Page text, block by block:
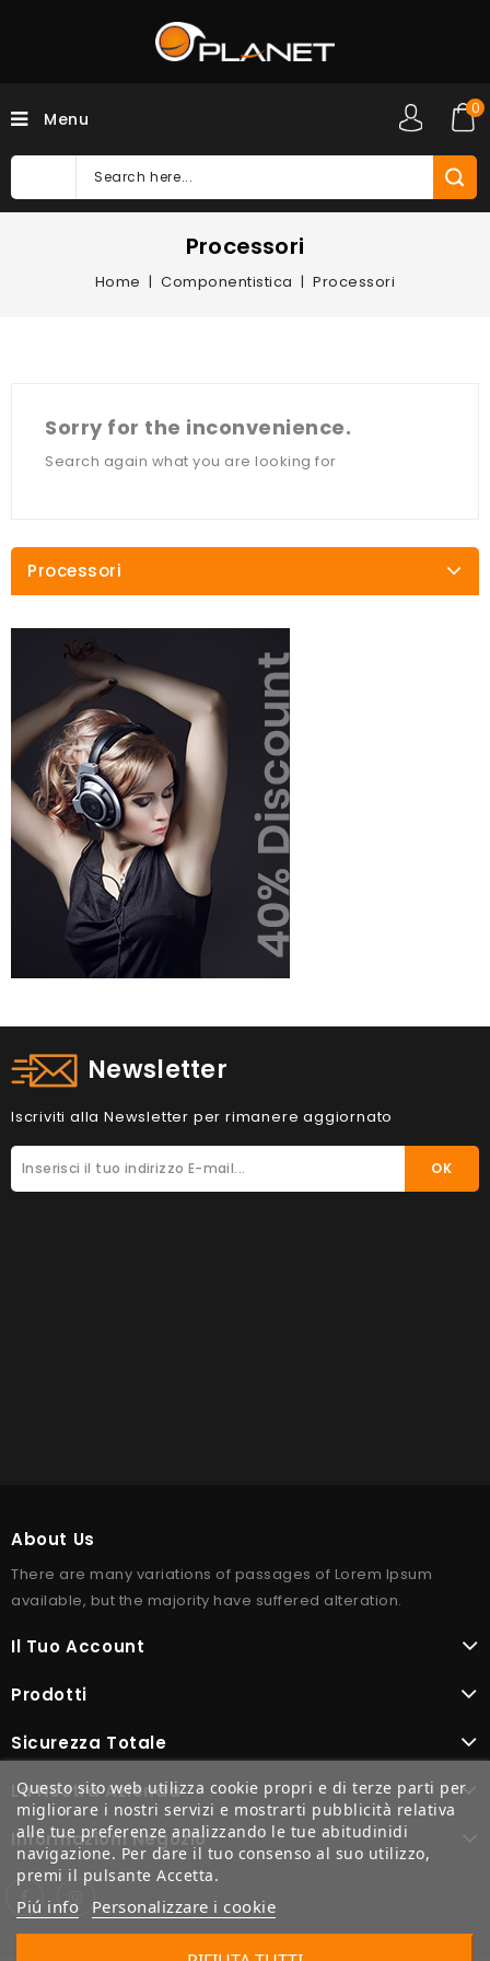
Menu
0
Processori
Home Componentistica Processori
Sorry for the inconvenience.
Search again what you are looking for
Processori
Newsletter
Iscriviti alla Newsletter per rimanere aggiornato
About Us
There are many variations of passages of Lorem Ipsum
available, but the majority have suffered alteration.
Il Tuo Account
Prodotti
Sicurezza Totale
La Nostra Azienda
Informazioni Negozio
Questo sito web utilizza cookie propri e di terze parti per
migliorare i nostri servizi e mostrarti pubblicità relativa
alle tue preferenze analizzando le tue abitudinidi
navigazione. Per dare il tuo consenso al suo utilizzo,
premi il pulsante Accetta.
Piú info Personalizzare i cookie